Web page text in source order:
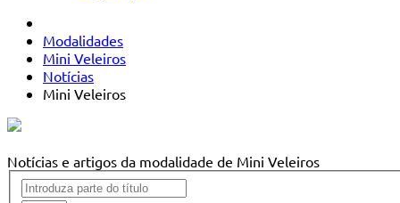
Modalidades
Mini Veleiros
Notícias
Mini Veleiros
Notícias e artigos da modalidade de Mini Veleiros